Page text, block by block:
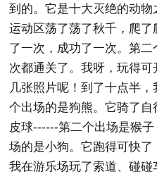
到的。它是十大灭绝的动
运动区荡了荡了秋千，爬
了一次，成功了一次。第
次都通关了。我呀，玩得
几张照片呢！到了十点半
个出场的是狗熊。它骑了
皮球------第二个出场是猴
场的是小狗。它跑得可快了
我在游乐场玩了索道、碰